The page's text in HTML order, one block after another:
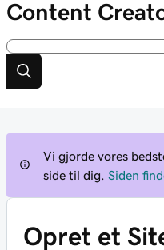
Content
Vi gjorde vores
side til dig.
Siden
Opret et